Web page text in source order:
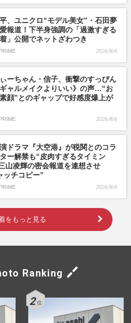
、ユニクロ“モデル美女”・石田夢
報道！下半身強調の「過激すぎる
」公開でネットざわつき
2026/8/6
ーちゃん・信子、衝撃のすっぴん
ャルメイクよりいい》の声…“お
顔”とのギャップで好感度爆上が
2026/8/6
ドラマ『大空港』が税関とのコラ
ー解禁も“皮肉すぎるタイミン
山凌輝の密会報道を連想させ
ッチコピー”
2026/8/6
をもっと見る
Ranking